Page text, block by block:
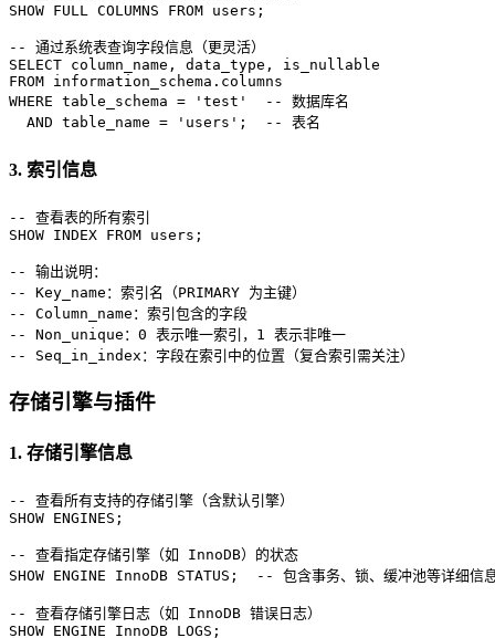
SHOW FULL COLUMNS FROM users;
-- 通过系统表查询字段信息（更灵活）
SELECT
FROM
WHERE table_schema = 'test'
-- 数据库名
AND table_name = 'users' ; -- 表名
3. 索引信息
-- 查看表的所有索引
SHOW INDEX FROM users;
-- 输出说明：
-- Key_name：索引名（PRIMARY 为主键）
-- Column_name：索引包含的字段
-- Non_unique：0 表示唯一索引，1 表示非唯一
-- Seq_in_index：字段在索引中的位置（复合索引需关注）
存储引擎与插件
1. 存储引擎信息
-- 查看所有支持的存储引擎（含默认引擎）
SHOW ENGINES;
-- 查看指定存储引擎（如 InnoDB）的状态
SHOW ENGINE InnoDB STATUS; -- 包含事务、锁、缓冲池等详细信
-- 查看存储引擎日志（如 InnoDB 错误日志）
SHOW ENGINE InnoDB LOGS;